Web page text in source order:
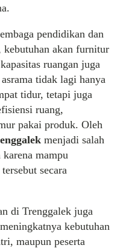
pendidikan dan
kebutuhan akan furnitur
ruangan juga
tidak lagi hanya
tidur, tetapi juga
ruang,
pakai produk. Oleh
menjadi salah
mampu
secara
di Trenggalek juga
kebutuhan
maupun peserta